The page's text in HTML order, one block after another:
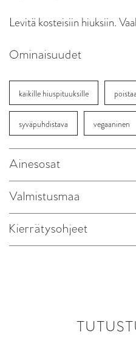
Levitä kosteisiin hiuksiin.
Ominaisuudet
kaikille hiuspituuksille
syväpuhdistava vegaaninen
Ainesosat
Valmistusmaa
Kierrätysohjeet